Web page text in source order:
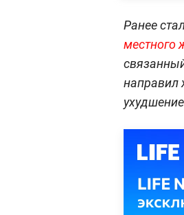
Ранее
местного
направил